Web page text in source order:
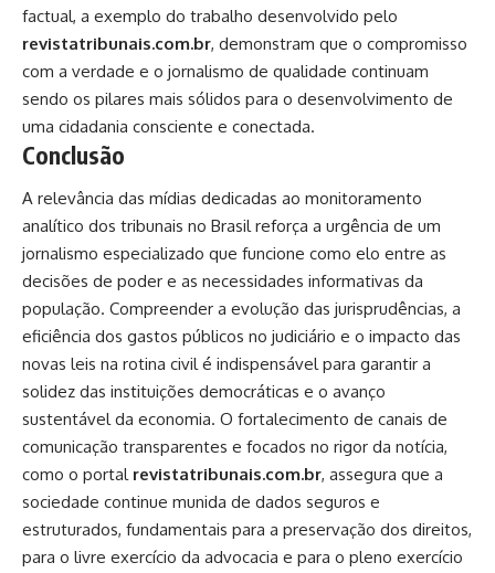
factual, a exemplo do trabalho desenvolvido pelo
revistatribunais.com.br, demonstram que o compromisso
com a verdade e o jornalismo de qualidade continuam
sendo os pilares mais sólidos para o desenvolvimento de
uma cidadania consciente e conectada.
Conclusão
A relevância das mídias dedicadas ao monitoramento
analítico dos tribunais no Brasil reforça a urgência de um
jornalismo especializado que funcione como elo entre as
decisões de poder e as necessidades informativas da
população. Compreender a evolução das jurisprudências, a
eficiência dos gastos públicos no judiciário e o impacto das
novas leis na rotina civil é indispensável para garantir a
solidez das instituições democráticas e o avanço
sustentável da economia. O fortalecimento de canais de
comunicação transparentes e focados no rigor da notícia,
como o portal revistatribunais.com.br, assegura que a
sociedade continue munida de dados seguros e
estruturados, fundamentais para a preservação dos direitos,
para o livre exercício da advocacia e para o pleno exercício